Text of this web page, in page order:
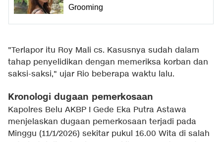
Grooming
"Terlapor itu Roy Mali cs. Kasusnya sudah dalam
tahap penyelidikan dengan memeriksa korban dan
saksi-saksi," ujar Rio beberapa waktu lalu.
Kronologi dugaan pemerkosaan
Kapolres Belu AKBP I Gede Eka Putra Astawa
menjelaskan dugaan pemerkosaan terjadi pada
Minggu (11/1/2026) sekitar pukul 16.00 Wita di salah